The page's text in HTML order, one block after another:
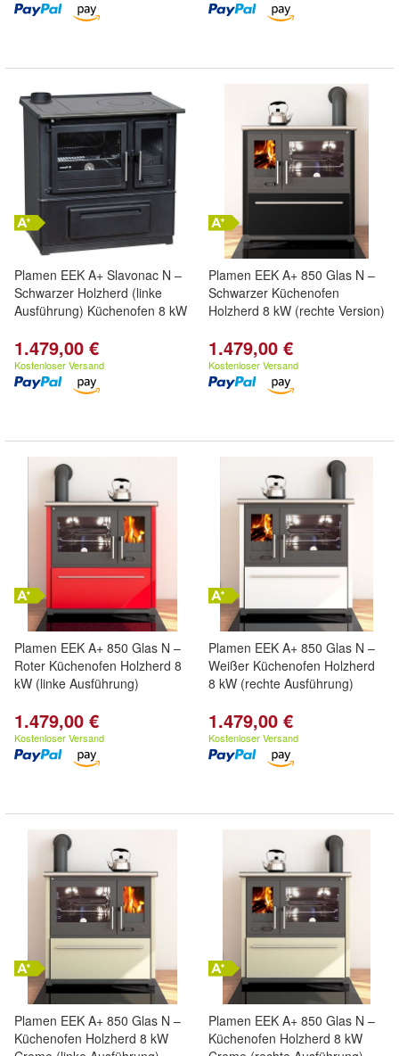
Plamen EEK A+ Slavonac N –
Schwarzer Holzherd (linke
Ausführung) Küchenofen 8 kW
1.479,00 €
Kostenloser Versand
Plamen EEK A+ 850 Glas N –
Schwarzer Küchenofen
Holzherd 8 kW (rechte Version)
1.479,00 €
Kostenloser Versand
Plamen EEK A+ 850 Glas N –
Roter Küchenofen Holzherd 8
kW (linke Ausführung)
1.479,00 €
Kostenloser Versand
Plamen EEK A+ 850 Glas N –
Weißer Küchenofen Holzherd
8 kW (rechte Ausführung)
1.479,00 €
Kostenloser Versand
Plamen EEK A+ 850 Glas N –
Küchenofen Holzherd 8 kW
Plamen EEK A+ 850 Glas N –
Küchenofen Holzherd 8 kW